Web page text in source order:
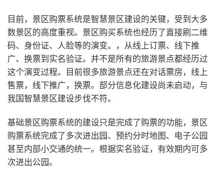
目前，景区购票系统是智慧景区建设的关键，受到大多
数景区的高度重视。景区购买系统也经历了直接刷二维
码、身份证、人脸等的演变。，从线上订票、线下推
广、换票到实名验证。并不是所有的旅游景点都经历过
这个演变过程。目前很多旅游景点还在对话票房，线上
售票，线下推广，换票。部分信息化建设尚未启动，与
我国智慧景区建设步伐不符。
基础景区购票系统的建设只是完成了购票的功能，景区
购票系统完成了多次进出园、预约分时地图、电子公园
甚至内部小交通的统一。根据实名验证，有效期内可多
次进出公园。